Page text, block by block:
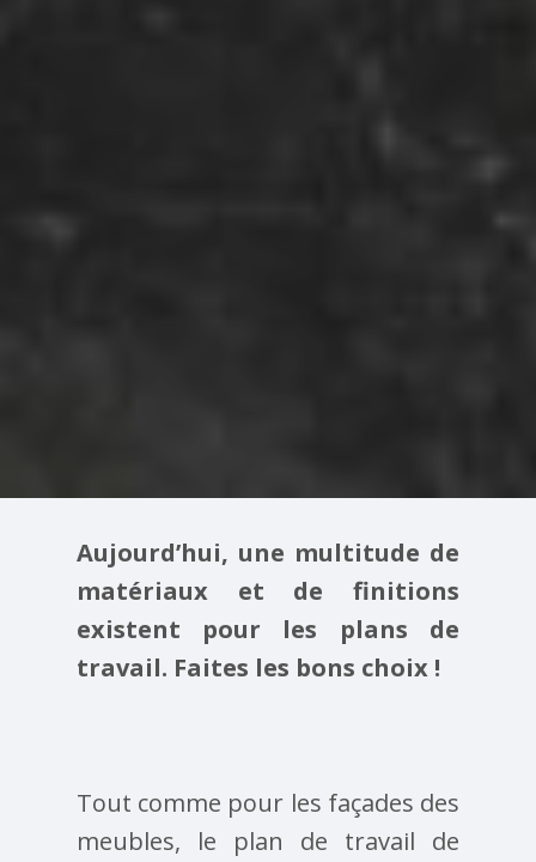
Aujourd’hui, une multitude de
matériaux et de finitions
existent pour les plans de
travail. Faites les bons choix !
Tout comme pour les façades des
meubles, le plan de travail de